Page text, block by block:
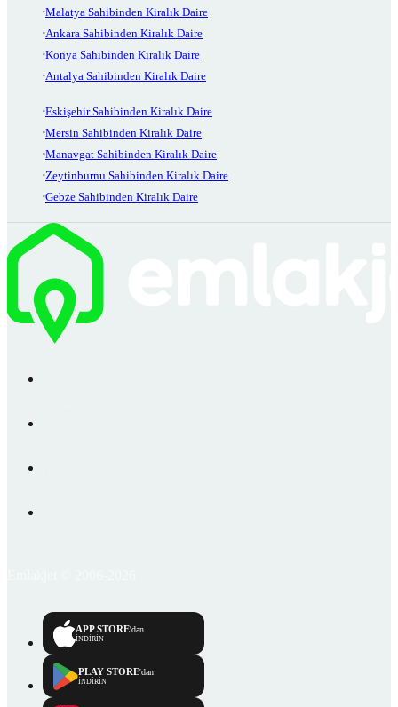
Malatya Sahibinden Kiralık Daire
Ankara Sahibinden Kiralık Daire
Konya Sahibinden Kiralık Daire
Antalya Sahibinden Kiralık Daire
Eskişehir Sahibinden Kiralık Daire
Mersin Sahibinden Kiralık Daire
Manavgat Sahibinden Kiralık Daire
Zeytinburnu Sahibinden Kiralık Daire
Gebze Sahibinden Kiralık Daire
APP STORE'dan
İNDİRİN
PLAY STORE'dan
İNDİRİN